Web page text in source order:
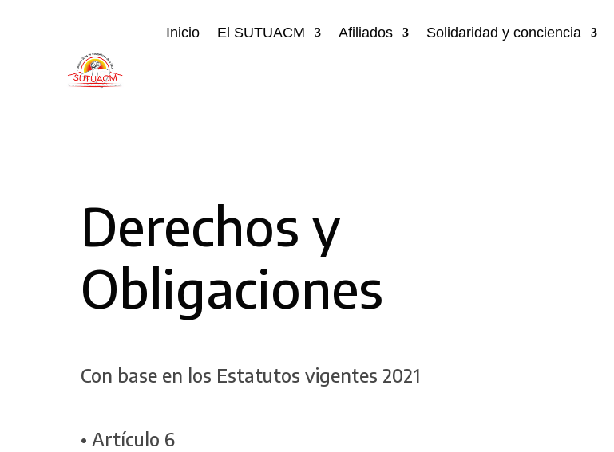
Inicio El SUTUACM Afiliados Solidaridad y conciencia
Derechos y
Obligaciones
Con base en los Estatutos vigentes 2021
• Artículo 6